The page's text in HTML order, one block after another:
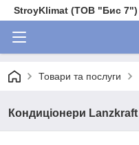
StroyKlimat (ТОВ "Бис 7")
Товари та послуги
Кондиціонери Lanzkraft